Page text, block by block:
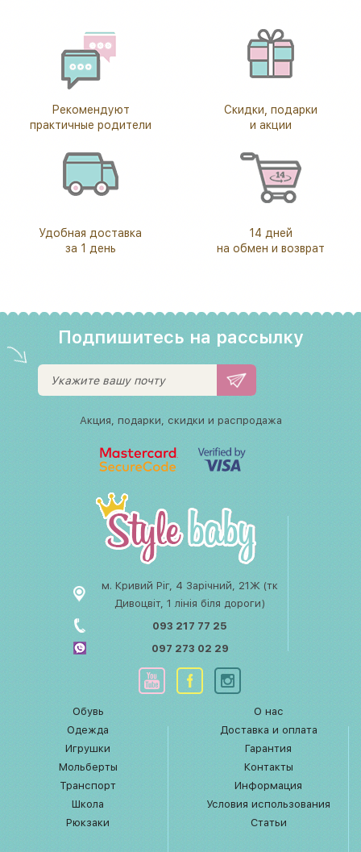
Рекомендуют
практичные родители
Скидки, подарки
и акции
Удобная доставка
за 1 день
14 дней
на обмен и возврат
Подпишитесь на рассылку
Акция, подарки, скидки и распродажа
м. Кривий Ріг, 4 Зарічний, 21Ж (тк
Дивоцвіт, 1 лінія біля дороги)
093 217 77 25
097 273 02 29
Обувь
Одежда
Игрушки
Мольберты
Транспорт
Школа
Рюкзаки
О нас
Доставка и оплата
Гарантия
Контакты
Информация
Условия использования
Статьи